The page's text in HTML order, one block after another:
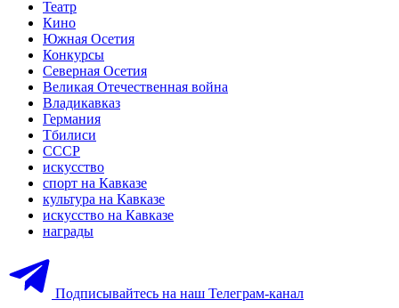
Театр
Кино
Южная Осетия
Конкурсы
Северная Осетия
Великая Отечественная война
Владикавказ
Германия
Тбилиси
СССР
искусство
спорт на Кавказе
культура на Кавказе
искусство на Кавказе
награды
Подписывайтесь на наш Телеграм-канал